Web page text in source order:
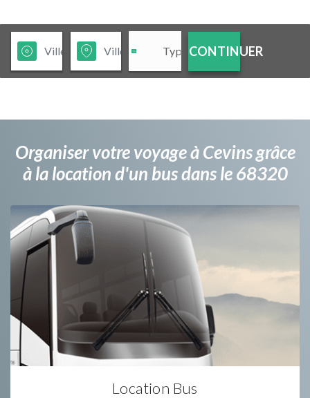
CONTINUER
Organiser votre voyage à Cevins grâce
à la location d'un bus dans le 68320
Location Bus